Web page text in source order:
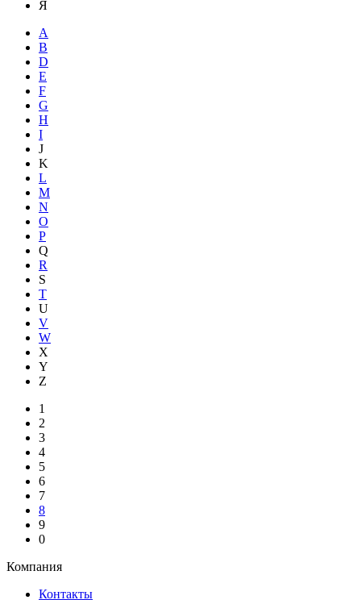
Я
A
B
D
E
F
G
H
I
J
K
L
M
N
O
P
Q
R
S
T
U
V
W
X
Y
Z
1
2
3
4
5
6
7
8
9
0
Компания
Контакты